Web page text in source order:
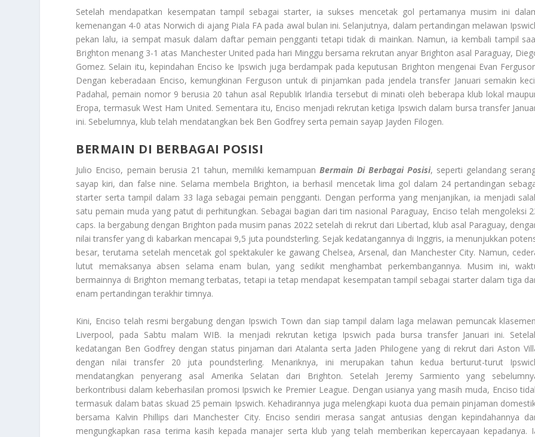
Setelah mendapatkan kesempatan tampil sebagai starter, ia sukses mencetak gol pertamanya musim ini
kemenangan 4-0 atas Norwich di ajang Piala FA pada awal bulan ini. Selanjutnya, dalam pertandingan melawan
pekan lalu, ia sempat masuk dalam daftar pemain pengganti tetapi tidak di mainkan. Namun, ia kembali tampil
Brighton menang 3-1 atas Manchester United pada hari Minggu bersama rekrutan anyar Brighton asal Paraguay,
Gomez. Selain itu, kepindahan Enciso ke Ipswich juga berdampak pada keputusan Brighton mengenai Evan
Dengan keberadaan Enciso, kemungkinan Ferguson untuk di pinjamkan pada jendela transfer Januari semakin
Padahal, pemain nomor 9 berusia 20 tahun asal Republik Irlandia tersebut di minati oleh beberapa klub lokal
Eropa, termasuk West Ham United. Sementara itu, Enciso menjadi rekrutan ketiga Ipswich dalam bursa transfer
ini. Sebelumnya, klub telah mendatangkan bek Ben Godfrey serta pemain sayap Jayden Filogen.
BERMAIN DI BERBAGAI POSISI
Julio Enciso, pemain berusia 21 tahun, memiliki kemampuanBermain Di Berbagai Posisi, seperti gelandang
sayap kiri, dan false nine. Selama membela Brighton, ia berhasil mencetak lima gol dalam 24 pertandingan
starter serta tampil dalam 33 laga sebagai pemain pengganti. Dengan performa yang menjanjikan, ia menjadi
satu pemain muda yang patut di perhitungkan. Sebagai bagian dari tim nasional Paraguay, Enciso telah mengoleksi
caps. Ia bergabung dengan Brighton pada musim panas 2022 setelah di rekrut dari Libertad, klub asal Paraguay,
nilai transfer yang di kabarkan mencapai 9,5 juta poundsterling. Sejak kedatangannya di Inggris, ia menunjukkan
besar, terutama setelah mencetak gol spektakuler ke gawang Chelsea, Arsenal, dan Manchester City. Namun,
lutut memaksanya absen selama enam bulan, yang sedikit menghambat perkembangannya. Musim ini,
bermainnya di Brighton memang terbatas, tetapi ia tetap mendapat kesempatan tampil sebagai starter dalam tiga
enam pertandingan terakhir timnya.
Kini, Enciso telah resmi bergabung dengan Ipswich Town dan siap tampil dalam laga melawan pemuncak
Liverpool, pada Sabtu malam WIB. Ia menjadi rekrutan ketiga Ipswich pada bursa transfer Januari ini.
kedatangan Ben Godfrey dengan status pinjaman dari Atalanta serta Jaden Philogene yang di rekrut dari Aston
dengan nilai transfer 20 juta poundsterling. Menariknya, ini merupakan tahun kedua berturut-turut
mendatangkan penyerang asal Amerika Selatan dari Brighton. Setelah Jeremy Sarmiento yang
berkontribusi dalam keberhasilan promosi Ipswich ke Premier League. Dengan usianya yang masih muda, Enciso
termasuk dalam batas skuad 25 pemain Ipswich. Kehadirannya juga melengkapi kuota dua pemain pinjaman
bersama Kalvin Phillips dari Manchester City. Enciso sendiri merasa sangat antusias dengan kepindahannya
mengungkapkan rasa terima kasih kepada manajer serta klub yang telah memberikan kepercayaan kepadanya.